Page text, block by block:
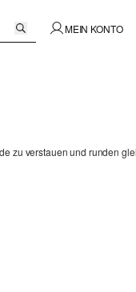
MEIN KONTO
zu verstauen und runden